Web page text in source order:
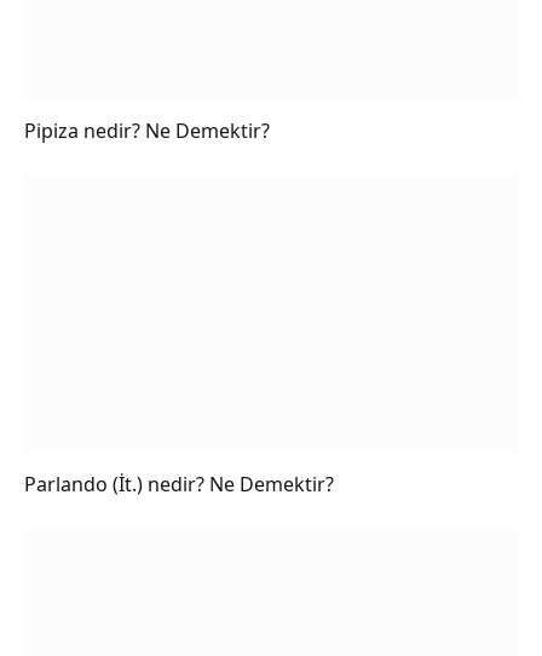
Pipiza nedir? Ne Demektir?
Parlando (İt.) nedir? Ne Demektir?